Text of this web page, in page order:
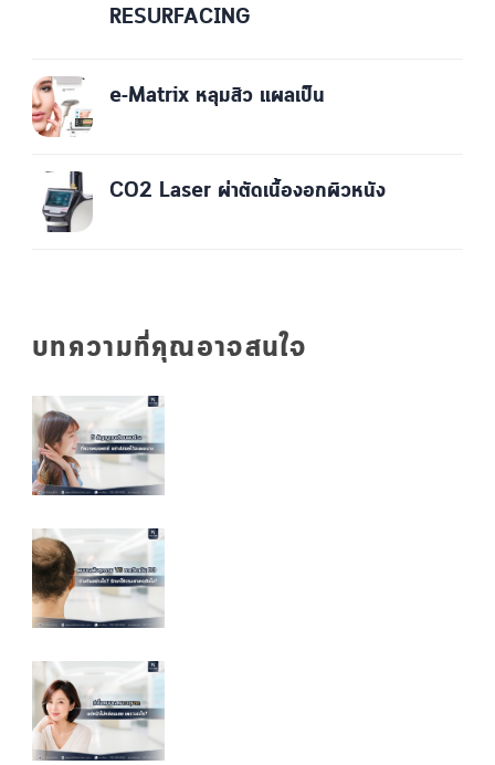
RESURFACING
e-Matrix หลุมสิว แผลเป็น
CO2 Laser ผ่าตัดเนื้องอกผิวหนัง
บทความที่คุณอาจสนใจ